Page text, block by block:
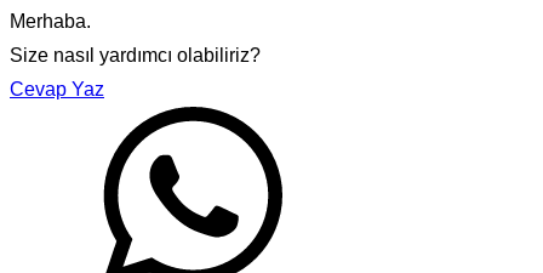
Merhaba.
Size nasıl yardımcı olabiliriz?
Cevap Yaz